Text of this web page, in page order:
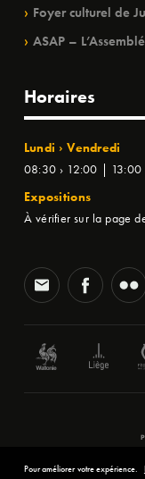
Foyer culturel de
ASAP –
Horaires
Lundi › Vendredi
08:30 › 12:00 | 13:00
Expositions
À vérifier sur la page
Pour améliorer votre expérience.